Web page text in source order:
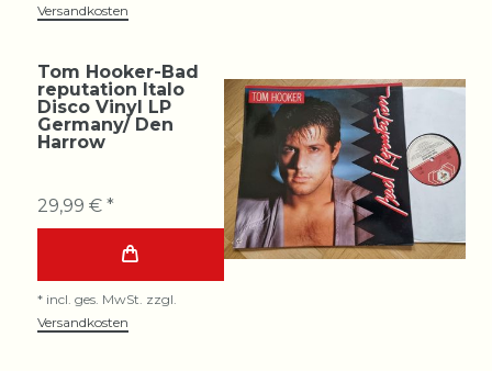
Versandkosten
Tom Hooker-Bad
reputation Italo
Disco Vinyl LP
Germany/ Den
Harrow
29,99 € *
* incl. ges. MwSt. zzgl.
Versandkosten